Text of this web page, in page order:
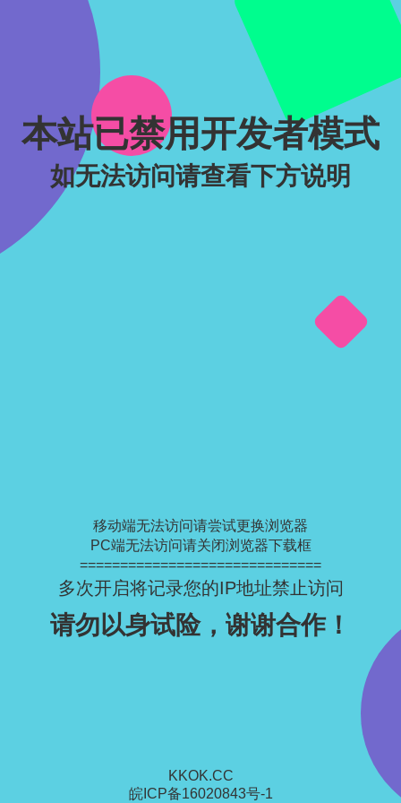
本站已禁用开发者模式
如无法访问请查看下方说明
移动端无法访问请尝试更换浏览器
PC端无法访问请关闭浏览器下载框
==============================
多次开启将记录您的IP地址禁止访问
请勿以身试险，谢谢合作！
KKOK.CC
皖ICP备16020843号-1